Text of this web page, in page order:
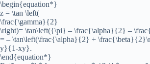
\begin{equation*}
z = \tan \left(
\frac{\gamma}{2}
\right)= \tan\left({\pi} – \frac{\alpha}{2} –
= – \tan\left(\frac{\alpha}{2} +
y}{1-xy}.
\end{equation*}